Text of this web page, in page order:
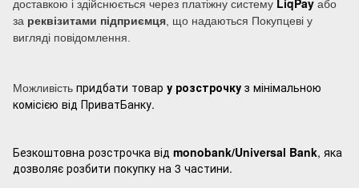
доставкою і здійснюється через платіжну систему LiqPay або
за реквізитами підприємця , що надаються Покупцеві у
вигляді повідомлення.
Можливість придбати товар у розстрочку з мінімальною
комісією від ПриватБанку.
Безкоштовна розстрочка від monobank/Universal Bank, яка
дозволяє розбити покупку на 3 частини.